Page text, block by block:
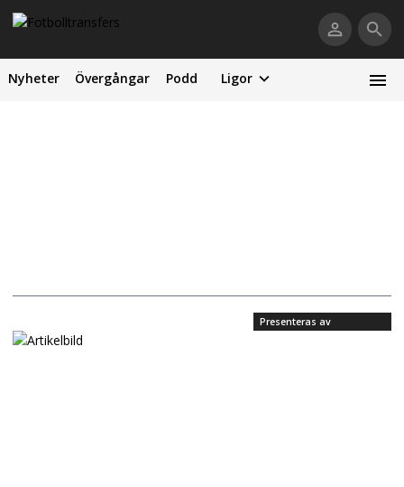
Nyheter Övergångar Podd Ligor
Presenteras av